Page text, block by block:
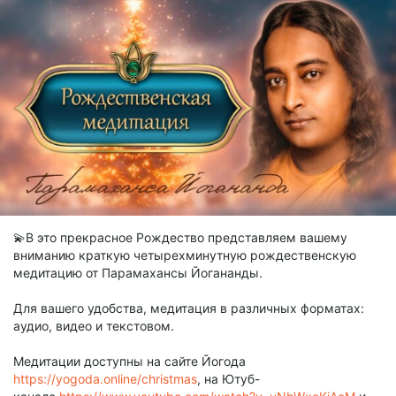
💫В это прекрасное Рождество представляем вашему
вниманию краткую четырехминутную рождественскую
медитацию от Парамахансы Йогананды.
Для вашего удобства, медитация в различных форматах:
аудио, видео и текстовом.
Медитации доступны на сайте Йогода
https://yogoda.online/christmas, на Ютуб-